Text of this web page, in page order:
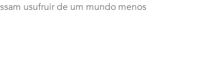
usufruir de um mundo menos